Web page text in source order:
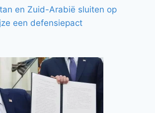
en Zuid-Arabië sluiten op
een defensiepact